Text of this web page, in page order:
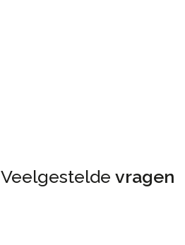
Veelgestelde vragen